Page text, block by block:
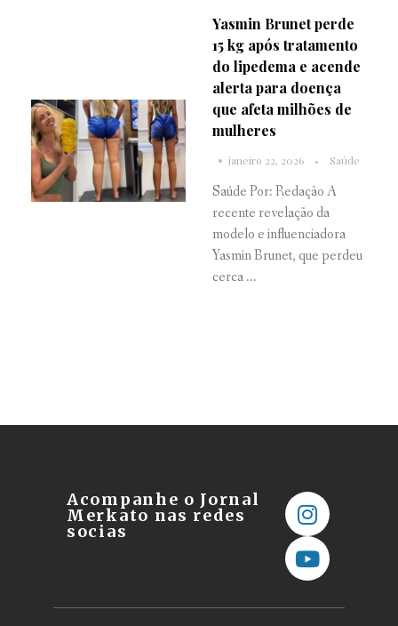
Yasmin Brunet perde
15 kg após tratamento
do lipedema e acende
alerta para doença
que afeta milhões de
mulheres
janeiro 22, 2026 Saúde
Saúde Por: Redação A
recente revelação da
modelo e influenciadora
Yasmin Brunet, que perdeu
cerca ...
Acompanhe o Jornal
Merkato nas redes
socias